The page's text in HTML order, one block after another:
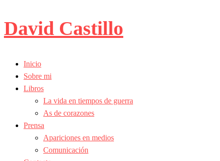
David Castillo
Inicio
Sobre mi
Libros
La vida en tiempos de guerra
As de corazones
Prensa
Apariciones en medios
Comunicación